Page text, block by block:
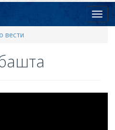
вести